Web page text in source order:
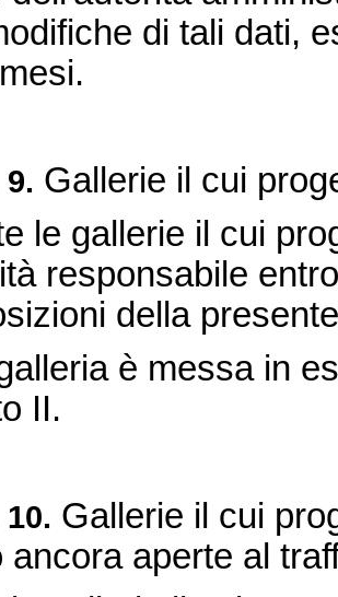
di tali dati,
Gallerie il cui
le gallerie il cui
responsabile
della
è messa in
II.
Gallerie il cui
ancora aperte al